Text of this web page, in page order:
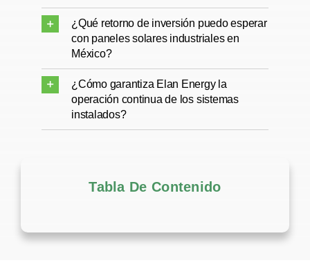
¿Qué retorno de inversión puedo esperar
con paneles solares industriales en
México?
¿Cómo garantiza Elan Energy la
operación continua de los sistemas
instalados?
Tabla De Contenido